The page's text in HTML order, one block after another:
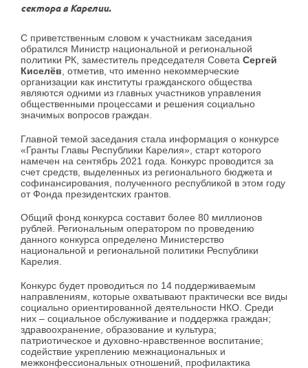
сектора в Карелии.
С приветственным словом к участникам заседания
обратился Министр национальной и региональной
политики РК, заместитель председателя Совета Сергей
Киселёв , отметив, что именно некоммерческие
организации как институты гражданского общества
являются одними из главных участников управления
общественными процессами и решения социально
значимых вопросов граждан.
Главной темой заседания стала информация о конкурсе
«Гранты Главы Республики Карелия», старт которого
намечен на сентябрь 2021 года. Конкурс проводится за
счет средств, выделенных из регионального бюджета и
софинансирования, полученного республикой в этом году
от Фонда президентских грантов.
Общий фонд конкурса составит более 80 миллионов
рублей. Региональным оператором по проведению
данного конкурса определено Министерство
национальной и региональной политики Республики
Карелия.
Конкурс будет проводиться по 14 поддерживаемым
направлениям, которые охватывают практически все виды
социально ориентированной деятельности НКО. Среди
них – социальное обслуживание и поддержка граждан;
здравоохранение, образование и культура;
патриотическое и духовно-нравственное воспитание;
содействие укреплению межнациональных и
межконфессиональных отношений, профилактика